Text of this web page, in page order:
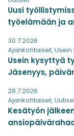
Uusi
työelämään ja
30.7.2026
Ajankohtaiset, Usein
Usein kysyttyä
Jäsenyys,
28.7.2026
Ajankohtaiset,
Kesätyön